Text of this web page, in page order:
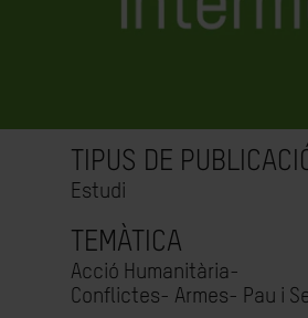
TIPUS DE
Estudi
TEMÀTICA
Acció Humanitària-
Conflictes- Armes- Pau i